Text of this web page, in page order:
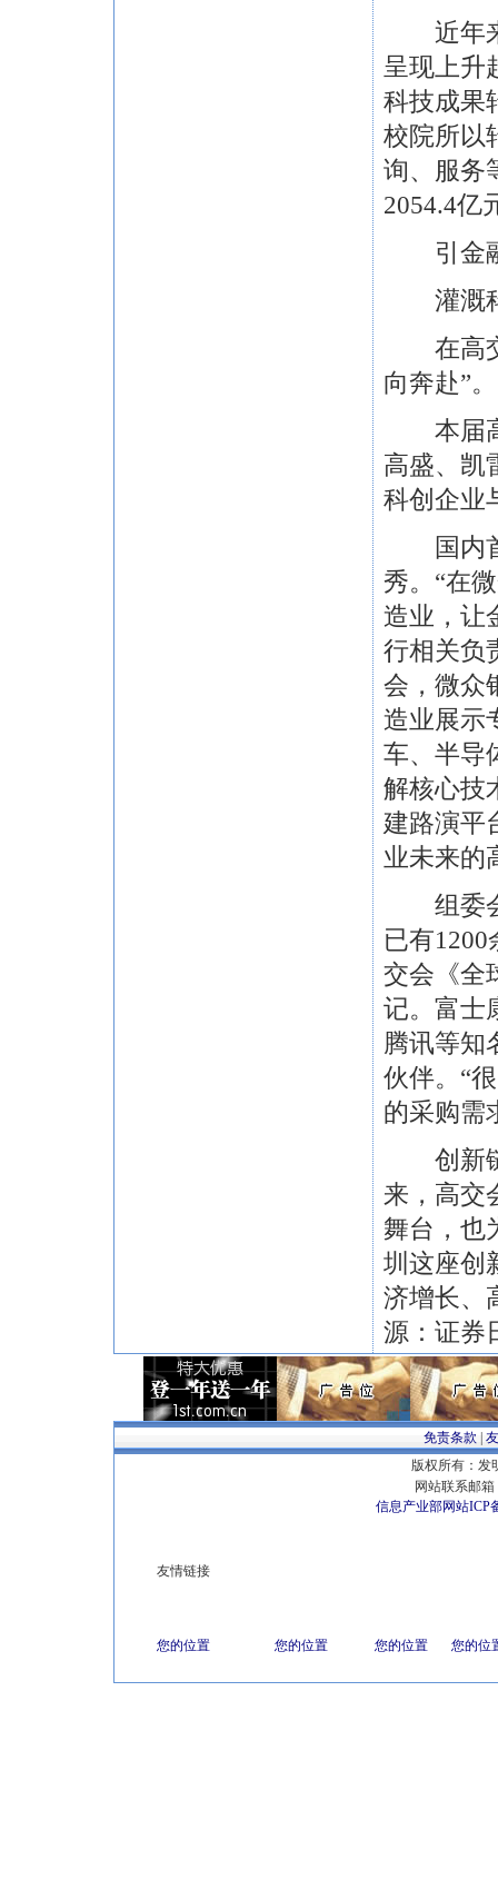
近年来
呈现上升
科技成果
校院所以
询、服务
2054.4亿
引金融
灌溉科
在高交
向奔赴”。
本届高
高盛、凯
科创企业
国内首
秀。“在
造业，让
行相关负
会，微众
造业展示
车、半导
解核心技
建路演平
业未来的
组委会
已有
交会《全
记。富士
腾讯等知
伙伴。“
的采购需
创新链
来，高交
舞台，也
圳这座创
济增长、
源：证券
免责条款
版权所有：发
网站联系邮箱
信息产业部网站ICP
友情链接
您的位置 您的位置 您的位置 您的位